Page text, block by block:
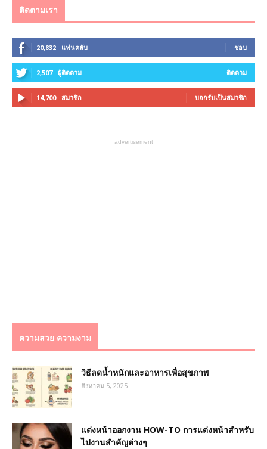
ติดตามเรา
20,832 แฟนคลับ ชอบ
2,507 ผู้ติดตาม ติดตาม
14,700 สมาชิก บอกรับเป็นสมาชิก
advertisement
ความสวย ความงาม
วิธีลดน้ำหนักและอาหารเพื่อสุขภาพ
สิงหาคม 5, 2025
แต่งหน้าออกงาน HOW-TO การแต่งหน้าสำหรับ
ไปงานสำคัญต่างๆ